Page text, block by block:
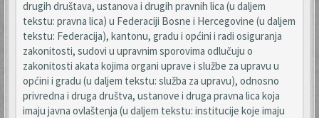
drugih društava, ustanova i drugih pravnih lica (u daljem
tekstu: pravna lica) u Federaciji Bosne i Hercegovine (u daljem
tekstu: Federacija), kantonu, gradu i općini i radi osiguranja
zakonitosti, sudovi u upravnim sporovima odlučuju o
zakonitosti akata kojima organi uprave i službe za upravu u
općini i gradu (u daljem tekstu: služba za upravu), odnosno
privredna i druga društva, ustanove i druga pravna lica koja
imaju javna ovlaštenja (u daljem tekstu: institucije koje imaju